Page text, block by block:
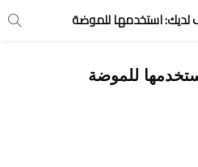
لديك: استخدمها للموضة
للموضة